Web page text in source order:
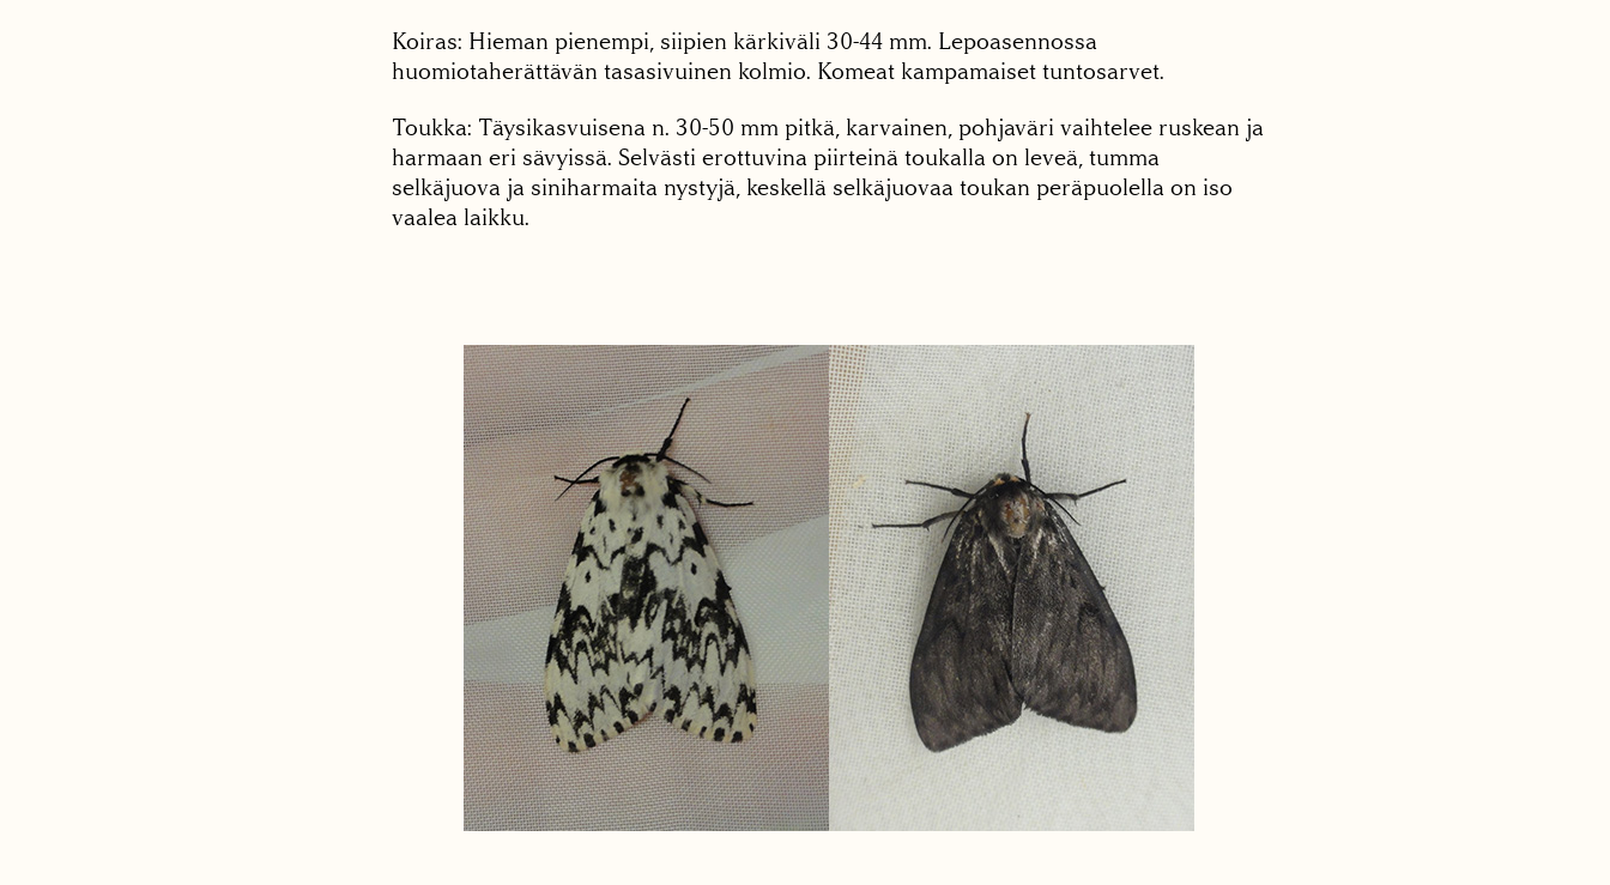
Koiras: Hieman pienempi, siipien kärkiväli 30-44 mm. Lepoasennossa
huomiotaherättävän tasasivuinen kolmio. Komeat kampamaiset tuntosarvet.
Toukka: Täysikasvuisena n. 30-50 mm pitkä, karvainen, pohjaväri vaihtelee ruskean ja
harmaan eri sävyissä. Selvästi erottuvina piirteinä toukalla on leveä, tumma
selkäjuova ja siniharmaita nystyjä, keskellä selkäjuovaa toukan peräpuolella on iso
vaalea laikku.